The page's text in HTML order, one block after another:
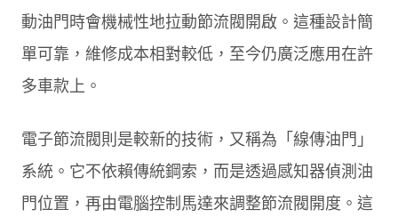
動油門時會機械性地拉動節流閥開啟。這種設計簡
單可靠，維修成本相對較低，至今仍廣泛應用在許
多車款上。
電子節流閥則是較新的技術，又稱為「線傳油門」
系統。它不依賴傳統鋼索，而是透過感知器偵測油
門位置，再由電腦控制馬達來調整節流閥開度。這